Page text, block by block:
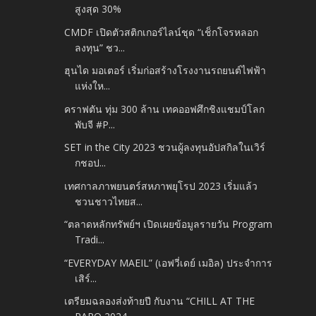
สูงสุด 30%
CMDF เปิดตัวสติกเกอร์ไลน์ชุด “เช็กโจรหลอก
ลงทุน” ชว...
ฮุนได มอเตอร์ เริ่มก่อสร้างโรงงานรถยนต์ไฟฟ้า
แห่งให...
คราฟตัน ทุ่ม 300 ล้าน เทคออฟศึกชิงแชมป์โลก
พับจี #P...
SET in the City 2023 ชวนผู้ลงทุนอัปสกิลในเวิร์
กชอป...
เทศกาลภาพยนตร์สหภาพยุโรป 2023 เริ่มแล้ว
ชวนชาวไทยส...
“ตลาดหลักทรัพย์ฯ เปิดเผยข้อมูลรายวัน Program
Tradi...
“EVERYDAY MAEIL” (เอฟวี่เดย์ เมอิล) ประจำการ
เสิร์...
เตรียมฉลองส่งท้ายปี กับงาน “CHILL AT THE